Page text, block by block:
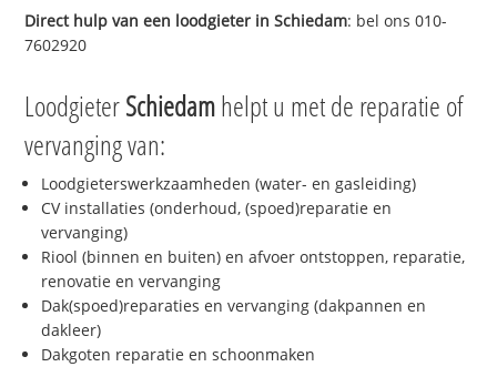
Direct hulp van een loodgieter inSchiedam: bel ons 010-
7602920
LoodgieterSchiedamhelpt u met de reparatie of
vervanging van:
Loodgieterswerkzaamheden (water- en gasleiding)
CV installaties (onderhoud, (spoed)reparatie en
vervanging)
Riool (binnen en buiten) en afvoer ontstoppen, reparatie,
renovatie en vervanging
Dak(spoed)reparaties en vervanging (dakpannen en
dakleer)
Dakgoten reparatie en schoonmaken